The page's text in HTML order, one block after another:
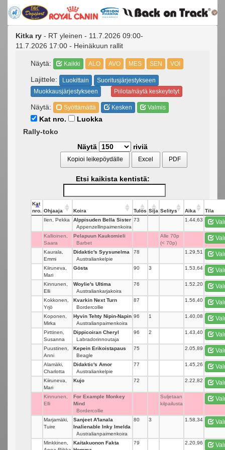
Kitka ry - RT yleinen - 11.7.2026 09:00-
11.7.2026 17:00 - Heinäkuun rallit
Näytä: Kaikki ALO AVO MES SEN VOI
Lajittele: Luokittain
Suoritusjärjestykseen
Muokkausjärjestykseen
Piilota/näytä keskeytetyt
Näytä: Syöttämättä Kesken Valmis
Kat nro.
Luokka
Rally-toko
Näytä
riviä
Kopioi leikepöydälle Excel PDF
Etsi kaikista kentistä:
Kat
nro.
Ohjaaja Koira Tulos Sija Selitys Aika
Tila
Ilen, Pekka
Alppisuden Bella Sister
Appenzellinpaimenkoira
73 1.44,63
Kallioinen,
Saara
Pelapuun Kaukomieli
Barbet
Alle 70p
(< 70p)
Kaurala,
Emmi
Didaktic's Syysunelma
Australiankelpie
78 1.29,51
Kiiruneva,
Mari
Gösta 90 3 1.53,64
Kinnunen,
Elli
Woylie's Ultima
Australiankarjakoira
76 1.52,20
Kokkonen,
Yrjö
Kvarkin Next Turn
Bordercollie
87 1.56,40
Koponen,
Mirka
Hyvin Tehty Nipin-Napin
Australianpaimenkoira
96 1 1.40,08
Pirttinen,
Susanna
Dippicoiran Cheryl
Labradorinnoutaja
96 2 1.43,40
Puustinen,
Anni
Kepein Erikoistapaus
Beagle
75 2.05,89
Alamäki,
Charlotta
Didaktic's Amor
Australiankelpie
77 1.45,26
Kiiruneva,
Mari
Kujo 72 2.22,82
Kinnunen,
Elli
For Example Monkey
Mind
Bordercollie
Suljetaan
kilpailusta
Marjamäki,
Tuire
Sanjeet A'lanala
Inalienable Inky Imelda
Australianpaimenkoira
80 3 1.58,34
Minkkinen,
Kaitakuonon Fakta
79 2.20,96